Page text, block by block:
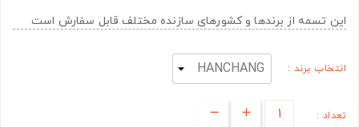
این تسمه از برندها و کشورهای سازنده مختلف قابل سفارش است
انتخاب برند :
تعداد :